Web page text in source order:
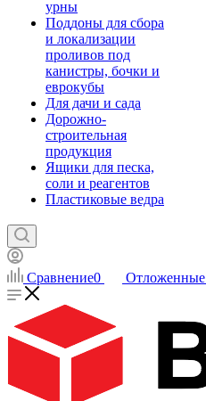
урны
Поддоны для сбора
и локализации
проливов под
канистры, бочки и
еврокубы
Для дачи и сада
Дорожно-
строительная
продукция
Ящики для песка,
соли и реагентов
Пластиковые ведра
Сравнение0 Отложенные